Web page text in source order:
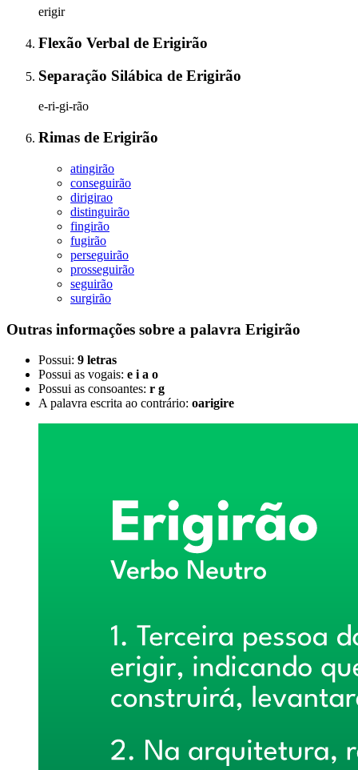
erigir
Flexão Verbal de Erigirão
Separação Silábica de Erigirão
e-ri-gi-rão
Rimas de Erigirão
atingirão
conseguirão
dirigirao
distinguirão
fingirão
fugirão
perseguirão
prosseguirão
seguirão
surgirão
Outras informações sobre a palavra Erigirão
Possui: 9 letras
Possui as vogais: e i a o
Possui as consoantes: r g
A palavra escrita ao contrário: oarigire